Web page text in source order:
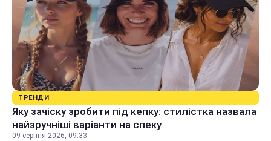
ТРЕНДИ
Яку зачіску зробити під кепку: стилістка назвала
найзручніші варіанти на спеку
09 серпня 2026, 09:33